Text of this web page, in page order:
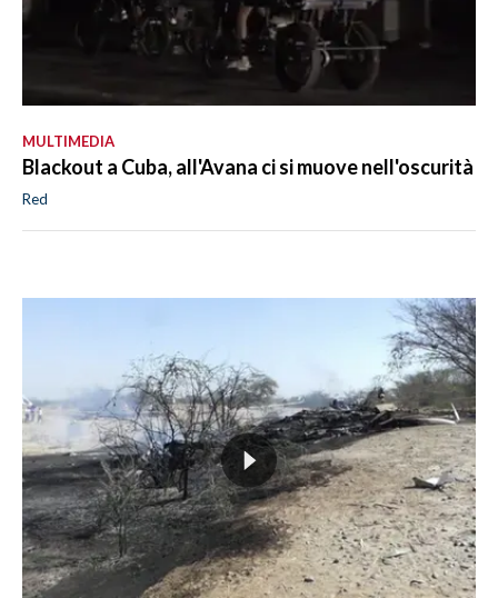
MULTIMEDIA
Blackout a Cuba, all'Avana ci si muove nell'oscurità
Red